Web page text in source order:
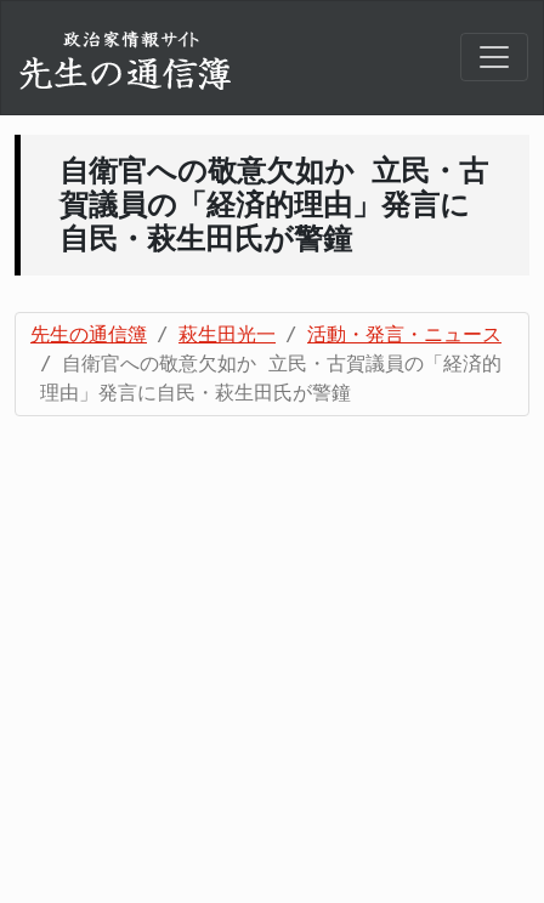
自衛官への敬意欠如か 立民・古
賀議員の「経済的理由」発言に
自民・萩生田氏が警鐘
先生の通信簿 萩生田光一
活動・発言・ニュース
自衛官への敬意欠如か 立民・古賀議員の「経済的
理由」発言に自民・萩生田氏が警鐘